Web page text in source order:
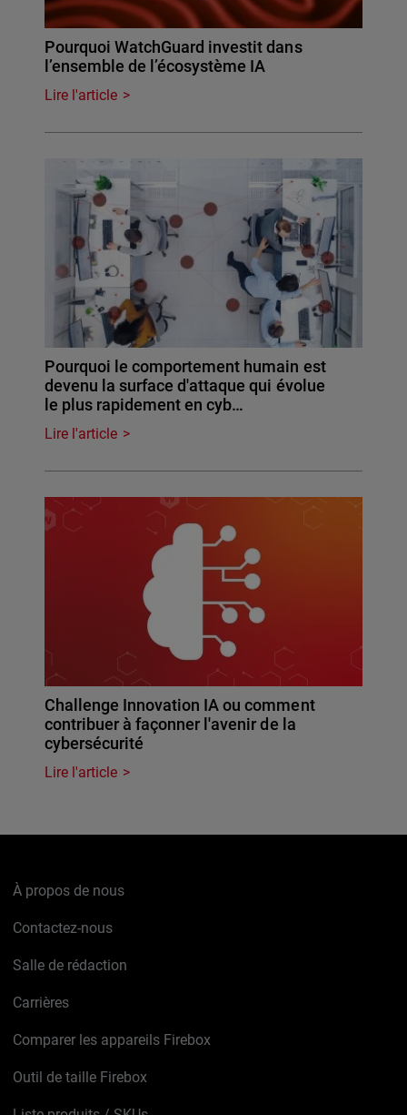
Pourquoi WatchGuard investit dans
l’ensemble de l’écosystème IA
Lire l'article
Pourquoi le comportement humain est
devenu la surface d'attaque qui évolue
le plus rapidement en cyb…
Lire l'article
Challenge Innovation IA ou comment
contribuer à façonner l'avenir de la
cybersécurité
Lire l'article
À propos de nous
Contactez-nous
Salle de rédaction
Carrières
Comparer les appareils Firebox
Outil de taille Firebox